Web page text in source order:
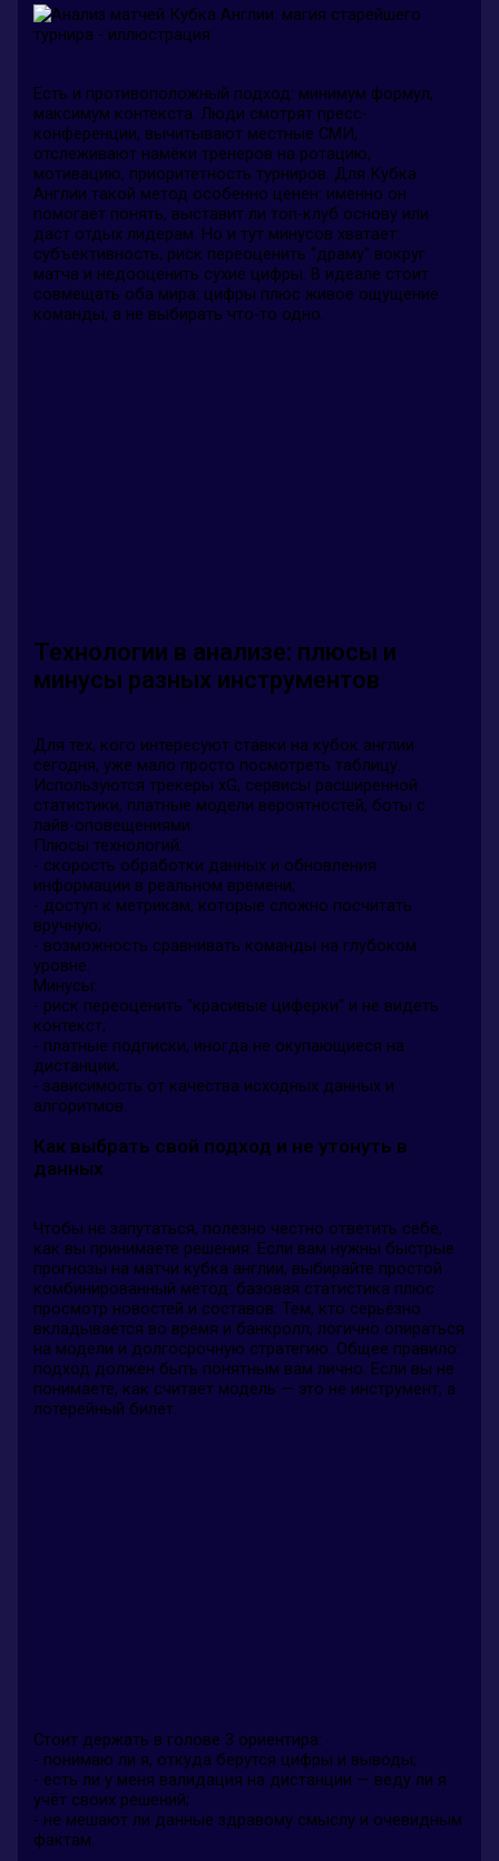
Есть и противоположный подход: минимум формул,
максимум контекста. Люди смотрят пресс-
конференции, вычитывают местные СМИ,
отслеживают намёки тренеров на ротацию,
мотивацию, приоритетность турниров. Для Кубка
Англии такой метод особенно ценен: именно он
помогает понять, выставит ли топ-клуб основу или
даст отдых лидерам. Но и тут минусов хватает:
субъективность, риск переоценить "драму" вокруг
матча и недооценить сухие цифры. В идеале стоит
совмещать оба мира: цифры плюс живое ощущение
команды, а не выбирать что-то одно.
Технологии в анализе: плюсы и
минусы разных инструментов
Для тех, кого интересуют ставки на кубок англии
сегодня, уже мало просто посмотреть таблицу.
Используются трекеры xG, сервисы расширенной
статистики, платные модели вероятностей, боты с
лайв-оповещениями.
Плюсы технологий:
- скорость обработки данных и обновления
информации в реальном времени;
- доступ к метрикам, которые сложно посчитать
вручную;
- возможность сравнивать команды на глубоком
уровне.
Минусы:
- риск переоценить "красивые циферки" и не видеть
контекст;
- платные подписки, иногда не окупающиеся на
дистанции;
- зависимость от качества исходных данных и
алгоритмов.
Как выбрать свой подход и не утонуть в
данных
Чтобы не запутаться, полезно честно ответить себе,
как вы принимаете решения. Если вам нужны быстрые
прогнозы на матчи кубка англии, выбирайте простой
комбинированный метод: базовая статистика плюс
просмотр новостей и составов. Тем, кто серьёзно
вкладывается во время и банкролл, логично опираться
на модели и долгосрочную стратегию. Общее правило:
подход должен быть понятным вам лично. Если вы не
понимаете, как считает модель — это не инструмент, а
лотерейный билет.
Стоит держать в голове 3 ориентира:
- понимаю ли я, откуда берутся цифры и выводы;
- есть ли у меня валидация на дистанции — веду ли я
учёт своих решений;
- не мешают ли данные здравому смыслу и очевидным
фактам.